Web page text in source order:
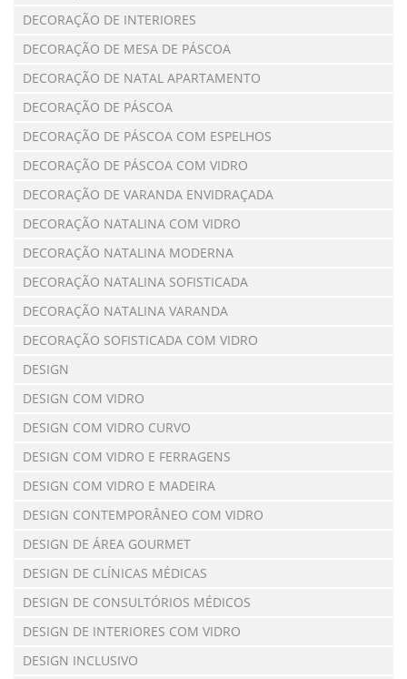
DECORAÇÃO DE INTERIORES
DECORAÇÃO DE MESA DE PÁSCOA
DECORAÇÃO DE NATAL APARTAMENTO
DECORAÇÃO DE PÁSCOA
DECORAÇÃO DE PÁSCOA COM ESPELHOS
DECORAÇÃO DE PÁSCOA COM VIDRO
DECORAÇÃO DE VARANDA ENVIDRAÇADA
DECORAÇÃO NATALINA COM VIDRO
DECORAÇÃO NATALINA MODERNA
DECORAÇÃO NATALINA SOFISTICADA
DECORAÇÃO NATALINA VARANDA
DECORAÇÃO SOFISTICADA COM VIDRO
DESIGN
DESIGN COM VIDRO
DESIGN COM VIDRO CURVO
DESIGN COM VIDRO E FERRAGENS
DESIGN COM VIDRO E MADEIRA
DESIGN CONTEMPORÂNEO COM VIDRO
DESIGN DE ÁREA GOURMET
DESIGN DE CLÍNICAS MÉDICAS
DESIGN DE CONSULTÓRIOS MÉDICOS
DESIGN DE INTERIORES COM VIDRO
DESIGN INCLUSIVO